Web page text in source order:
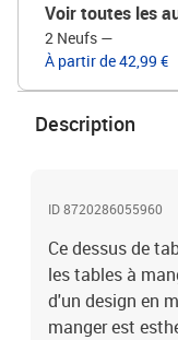
Voir toutes les
2 Neufs —
À partir de 42,99 €
Description
ID 8720286055960
Ce dessus de
les tables à
d'un design en
manger est